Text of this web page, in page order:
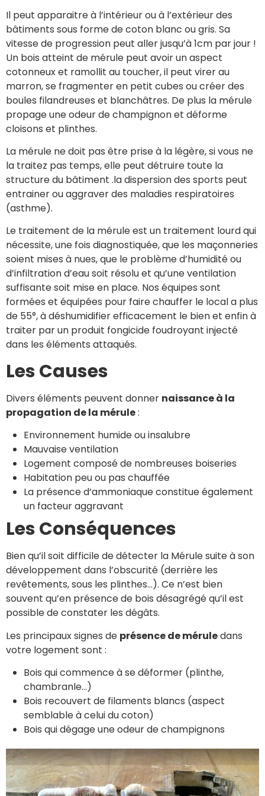
Il peut apparaitre à l’intérieur ou à l’extérieur des
bâtiments sous forme de coton blanc ou gris. Sa
vitesse de progression peut aller jusqu’à 1cm par jour !
Un bois atteint de mérule peut avoir un aspect
cotonneux et ramollit au toucher, il peut virer au
marron, se fragmenter en petit cubes ou créer des
boules filandreuses et blanchâtres. De plus la mérule
propage une odeur de champignon et déforme
cloisons et plinthes.
La mérule ne doit pas être prise à la légère, si vous ne
la traitez pas temps, elle peut détruire toute la
structure du bâtiment .la dispersion des sports peut
entrainer ou aggraver des maladies respiratoires
(asthme).
Le traitement de la mérule est un traitement lourd qui
nécessite, une fois diagnostiquée, que les maçonneries
soient mises à nues, que le problème d’humidité ou
d’infiltration d’eau soit résolu et qu’une ventilation
suffisante soit mise en place. Nos équipes sont
formées et équipées pour faire chauffer le local a plus
de 55°, à déshumidifier efficacement le bien et enfin à
traiter par un produit fongicide foudroyant injecté
dans les éléments attaqués.
Les Causes
Divers éléments peuvent donner naissance à la
propagation de la mérule:
Environnement humide ou insalubre
Mauvaise ventilation
Logement composé de nombreuses boiseries
Habitation peu ou pas chauffée
La présence d’ammoniaque constitue également
un facteur aggravant
Les Conséquences
Bien qu’il soit difficile de détecter la Mérule suite à son
développement dans l’obscurité (derrière les
revêtements, sous les plinthes…). Ce n’est bien
souvent qu’en présence de bois désagrégé qu’il est
possible de constater les dégâts.
Les principaux signes de présence de méruledans
votre logement sont :
Bois qui commence à se déformer (plinthe,
chambranle…)
Bois recouvert de filaments blancs (aspect
semblable à celui du coton)
Bois qui dégage une odeur de champignons